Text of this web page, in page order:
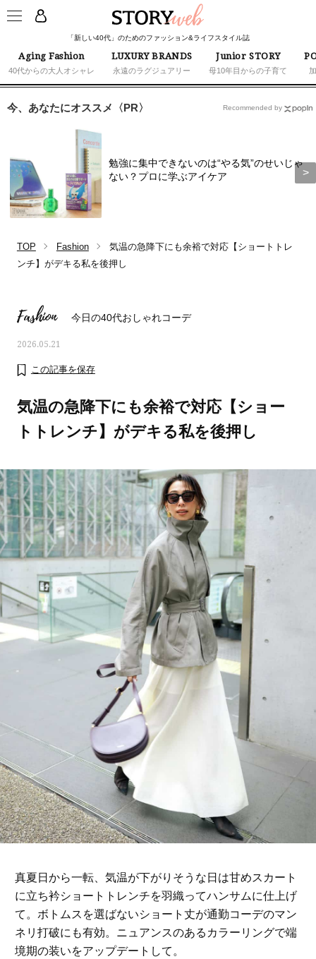
「新しい40代」のためのファッション&ライフスタイル誌
Aging Fashion
40代からの大人オシャレ
LUXURY BRANDS
永遠のラグジュアリー
Junior STORY
母10年目からの子育て
ママとパパに贈る「ジェンダーレ
人気の40代髪型・ヘア
タログ
今、あなたにオススメ〈PR〉
勉強に集中できないのは“やる気”のせいじゃ
ない？プロに学ぶアイケア
Recommended by
TOP Fashion
気温の急降下にも余裕で対応【ショートトレ
ンチ】がデキる私を後押し
Fashion 今日の40代おしゃれコーデ
2026.05.21
この記事を保存
気温の急降下にも余裕で対応【ショー
トトレンチ】がデキる私を後押し
真夏日から一転、気温が下がりそうな日は甘めスカート
に立ち衿ショートトレンチを羽織ってハンサムに仕上げ
て。ボトムスを選ばないショート丈が通勤コーデのマン
ネリ打破にも有効。ニュアンスのあるカラーリングで端
境期の装いをアップデートして。